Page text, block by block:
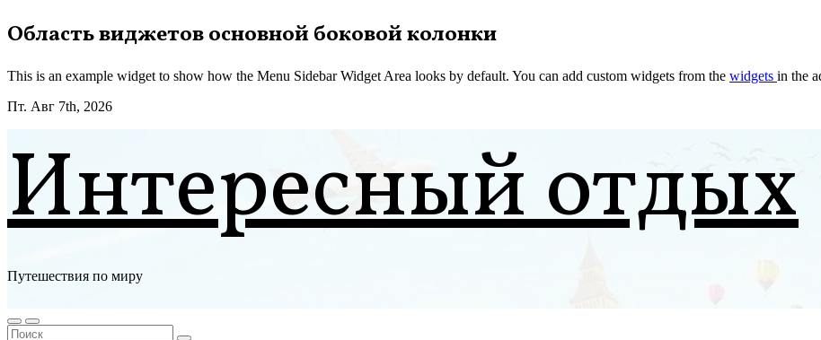
Перейти
к
Область виджетов основной боковой колонки
This is an example widget to show how the Menu Sidebar Widget Area looks by default. You can add custom widgets from the widgets in the
Пт. Авг 7th, 2026
Интересный отдых
Путешествия по миру